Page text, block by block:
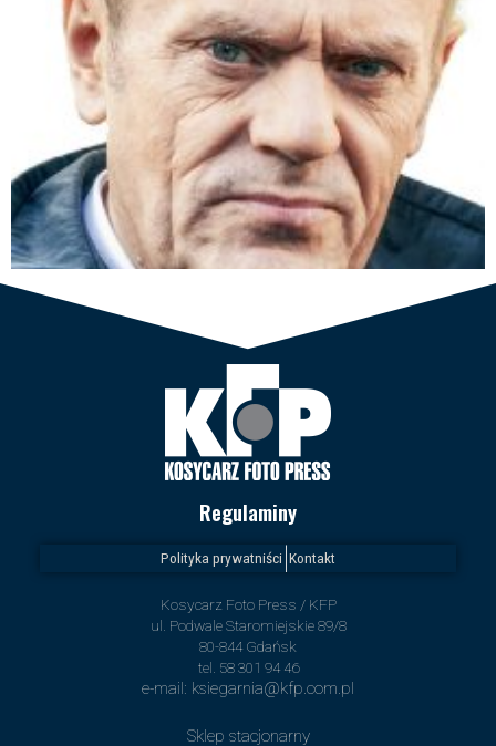
Regulaminy
Polityka prywatniści Kontakt
Kosycarz Foto Press / KFP
ul. Podwale Staromiejskie 89/8
80-844 Gdańsk
tel. 58 301 94 46
e-mail: ksiegarnia@kfp.com.pl
Sklep stacjonarny